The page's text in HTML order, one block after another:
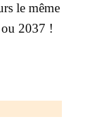
le même
2037 !